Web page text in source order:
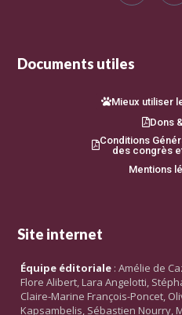
Documents utiles
Mieux utiliser
Dons
Conditions
des congrès
Mentions
Site internet
Équipe éditoriale : Amélie de
Flore Alibert, Lara Angelotti,
Claire-Marine François-Poncet,
Kapsambelis, Sébastien Nourry,